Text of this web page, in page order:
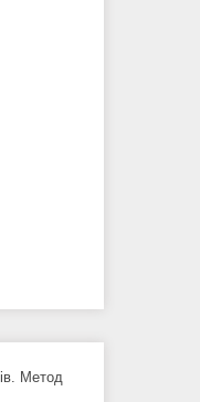
Метод